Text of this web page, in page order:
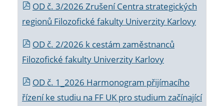
OD č. 3/2026 Zrušení Centra strategických
regionů Filozofické fakulty Univerzity Karlovy
OD č. 2/2026 k cestám zaměstnanců
Filozofické fakulty Univerzity Karlovy
OD č. 1_2026 Harmonogram přijímacího
řízení ke studiu na FF UK pro studium začínající